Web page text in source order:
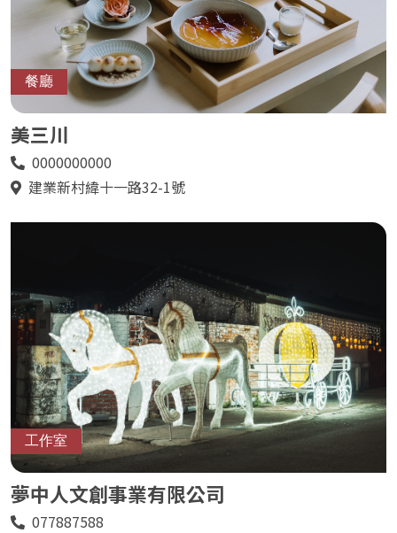
餐廳
美三川
電0000000000
地建業新村緯十一路32-1號
工作室
夢中人文創事業有限公司
電
077887588